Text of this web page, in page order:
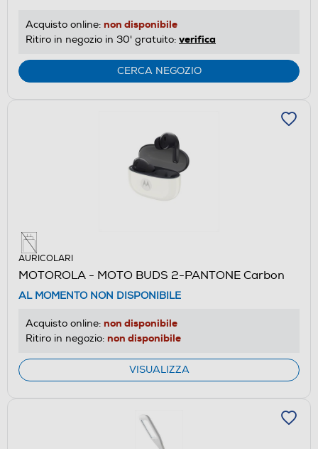
Acquisto online: non disponibile
Ritiro in negozio in 30' gratuito: verifica
CERCA NEGOZIO
AURICOLARI
MOTOROLA - MOTO BUDS 2-PANTONE Carbon
AL MOMENTO NON DISPONIBILE
Acquisto online: non disponibile
Ritiro in negozio: non disponibile
VISUALIZZA